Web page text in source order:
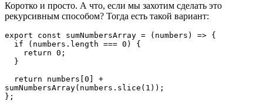
Коротко и просто. А что, если мы захотим сделать это
рекурсивным способом? Тогда есть такой вариант:
export const sumNumbersArray = (numbers) => {
  if (numbers.length === 0) {
    return 0;
  }
sumNumbersArray(numbers.slice(1));
};